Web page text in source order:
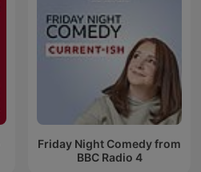
Friday Night Comedy from
BBC Radio 4